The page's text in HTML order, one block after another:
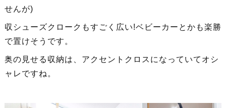
せんが)
収シューズクロークもすごく広い!ベビーカーとかも楽勝
で置けそうです。
奥の見せる収納は、アクセントクロスになっていてオシ
ャレですね。